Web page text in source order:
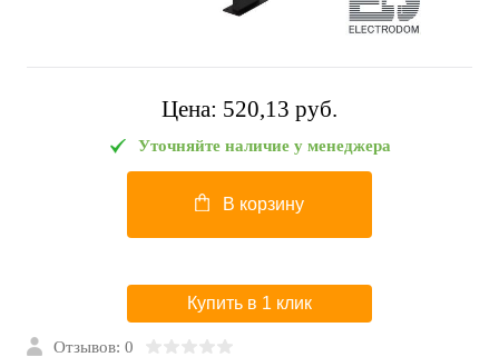
Цена: 520,13 pуб.
Уточняйте наличие у менеджера
В корзину
Купить в 1 клик
Отзывов: 0